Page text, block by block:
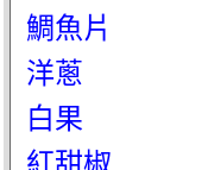
鯛魚片
洋蔥
白果
紅甜椒